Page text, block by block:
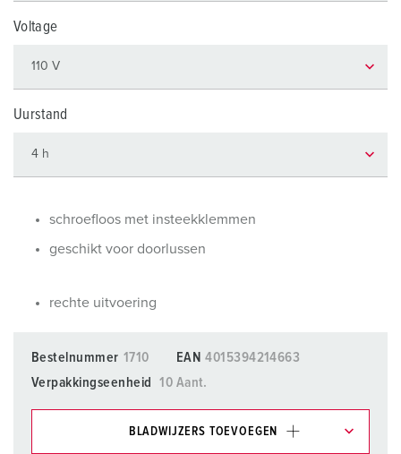
Voltage
Uurstand
schroefloos met insteekklemmen
geschikt voor doorlussen
rechte uitvoering
Bestelnummer 1710 EAN 4015394214663
Verpakkingseenheid
10 Aant.
BLADWIJZERS TOEVOEGEN